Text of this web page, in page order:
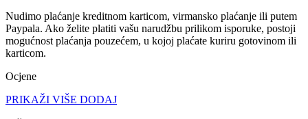
Nudimo plaćanje kreditnom karticom, virmansko plaćanje ili putem
Paypala. Ako želite platiti vašu narudžbu prilikom isporuke, postoji
mogućnost plaćanja pouzećem, u kojoj plaćate kuriru gotovinom ili
karticom.
Ocjene
PRIKAŽI VIŠE DODAJ